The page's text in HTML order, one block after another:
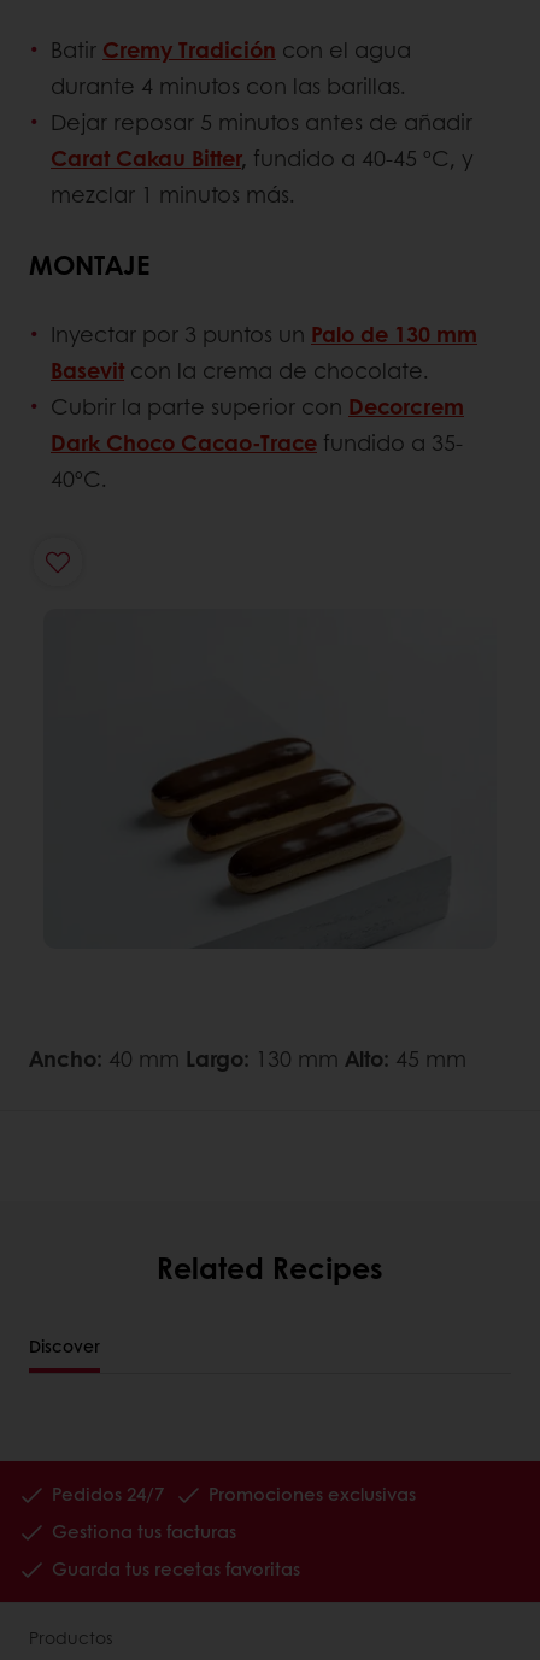
Batir Cremy Tradición con el agua
durante 4 minutos con las barillas.
Dejar reposar 5 minutos antes de añadir
Carat Cakau Bitter, fundido a 40-45 ºC, y
mezclar 1 minutos más.
MONTAJE
Inyectar por 3 puntos un Palo de 130 mm
Basevit con la crema de chocolate.
Cubrir la parte superior con Decorcrem
Dark Choco Cacao-Trace fundido a 35-
40ºC.
Ancho: 40 mm Largo: 130 mm Alto: 45 mm
Related Recipes
Discover
Pedidos 24/7
Promociones exclusivas
Gestiona tus facturas
Guarda tus recetas favoritas
Productos